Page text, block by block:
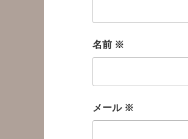
名前 ※
メール ※